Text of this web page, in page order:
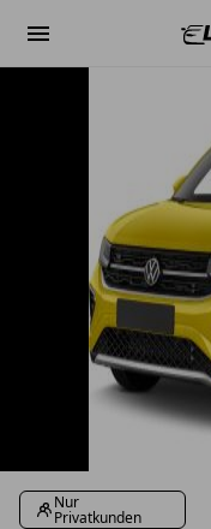
Nur
Privatkunden